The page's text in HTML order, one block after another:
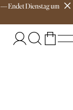
—EndetDienstagum